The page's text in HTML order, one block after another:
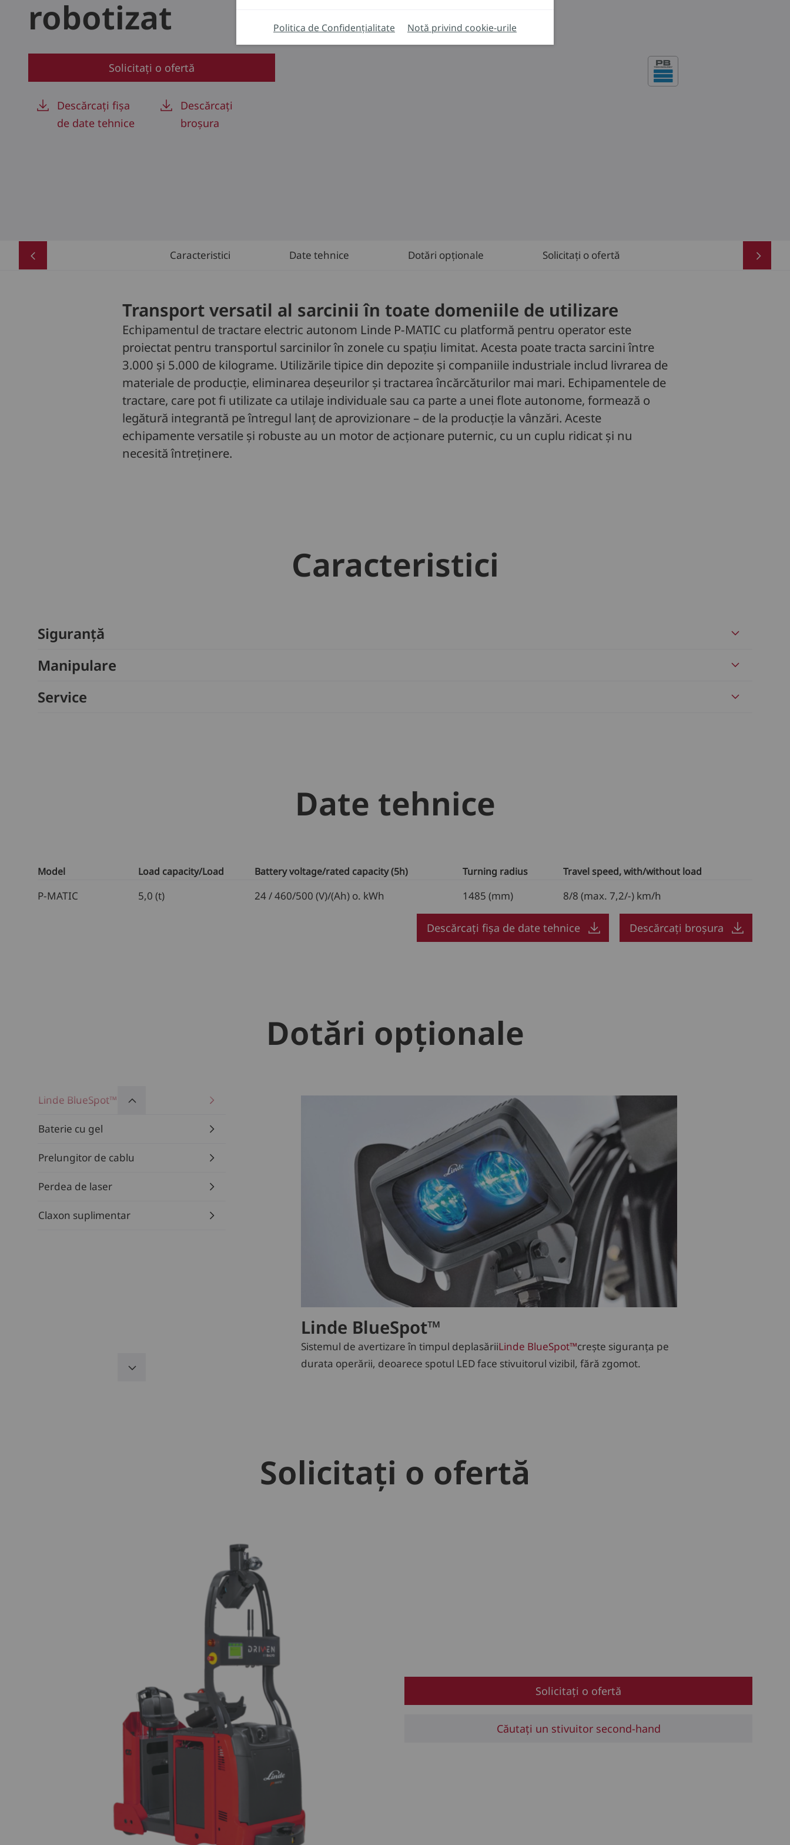
robotizat
Solicitați o ofertă
Descărcați fișa
de date tehnice
Descărcați
broșura
Caracteristici Date tehnice Dotări opționale Solicitați o ofertă
Transport versatil al sarcinii în toate domeniile de utilizare
Echipamentul de tractare electric autonom Linde P-MATIC cu platformă pentru operator este
proiectat pentru transportul sarcinilor în zonele cu spațiu limitat. Acesta poate tracta sarcini între
3.000 și 5.000 de kilograme. Utilizările tipice din depozite și companiile industriale includ livrarea de
materiale de producție, eliminarea deșeurilor și tractarea încărcăturilor mai mari. Echipamentele de
tractare, care pot fi utilizate ca utilaje individuale sau ca parte a unei flote autonome, formează o
legătură integrantă pe întregul lanț de aprovizionare – de la producție la vânzări. Aceste
echipamente versatile și robuste au un motor de acționare puternic, cu un cuplu ridicat și nu
necesită întreținere.
Caracteristici
Siguranță
Manipulare
Service
Date tehnice
Model Load capacity/Load Battery voltage/rated capacity (5h) Turning radius Travel speed, with/without load
P-MATIC 5,0 (t) 24 / 460/500 (V)/(Ah) o. kWh 1485 (mm) 8/8 (max. 7,2/-) km/h
Descărcați fișa de date tehnice Descărcați broșura
Dotări opționale
Linde BlueSpot™
Baterie cu gel
Prelungitor de cablu
Perdea de laser
Claxon suplimentar
Linde BlueSpot™
Sistemul de avertizare în timpul deplasăriiLinde BlueSpot™crește siguranța pe
durata operării, deoarece spotul LED face stivuitorul vizibil, fără zgomot.
Solicitați o ofertă
Solicitați o ofertă
Căutați un stivuitor second-hand
Politica de Confidențialitate Notă privind cookie-urile